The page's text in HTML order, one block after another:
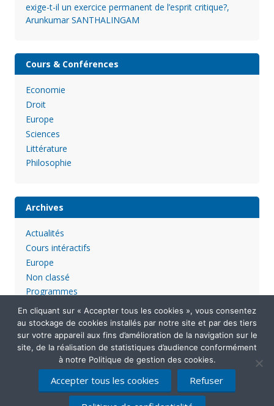
exige-t-il un exercice permanent de l’esprit critique?,
Arunkumar SANTHALINGAM
Cours & Conférences
Economie
Droit
Europe
Sciences
Littérature
Philosophie
Archives
Actualités
Cours intéractifs
Europe
Non classé
Programmes
Mentions légales
Politique de confidentialité
En cliquant sur « Accepter tous les cookies », vous consentez
au stockage de cookies installés par notre site et par des tiers
sur votre appareil aux fins d’amélioration de la navigation sur le
site, de la réalisation de statistiques d’audience conformément
à notre Politique de gestion des cookies.
Accepter tous les cookies Refuser